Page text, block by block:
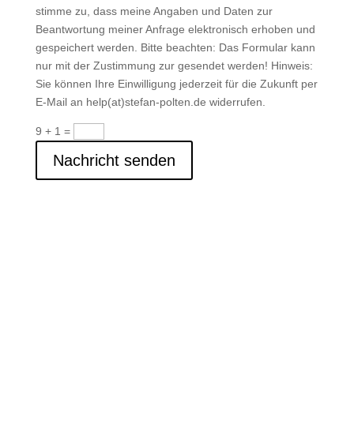
stimme zu, dass meine Angaben und Daten zur
Beantwortung meiner Anfrage elektronisch erhoben und
gespeichert werden. Bitte beachten: Das Formular kann
nur mit der Zustimmung zur gesendet werden! Hinweis:
Sie können Ihre Einwilligung jederzeit für die Zukunft per
E-Mail an help(at)stefan-polten.de widerrufen.
9 + 1 =
Nachricht senden